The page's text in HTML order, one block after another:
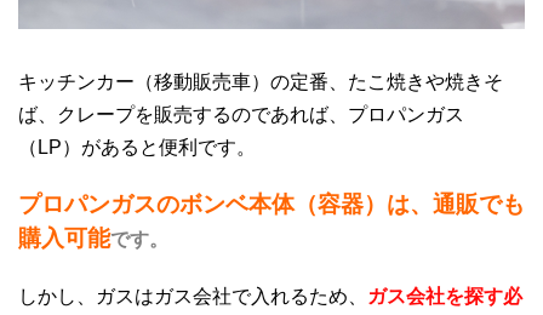
キッチンカー（移動販売車）の定番、たこ焼きや焼きそ
ば、クレープを販売するのであれば、プロパンガス
（LP）があると便利です。
プロパンガスのボンベ本体（容器）は、通販でも
購入可能です。
しかし、ガスはガス会社で入れるため、
ガス会社を探す必